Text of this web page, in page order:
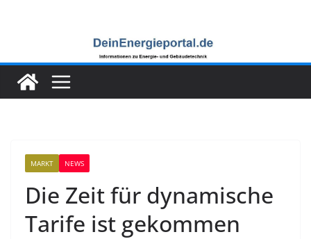
MARKT NEWS
Die Zeit für dynamische
Tarife ist gekommen